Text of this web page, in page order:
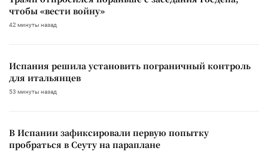
чтобы «вести войну»
42 минуты назад
Испания решила установить пограничный контроль
для итальянцев
53 минуты назад
В Испании зафиксировали первую попытку
пробраться в Сеуту на параплане